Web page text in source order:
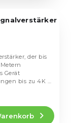
der bis
Gerät
bis zu 4K x